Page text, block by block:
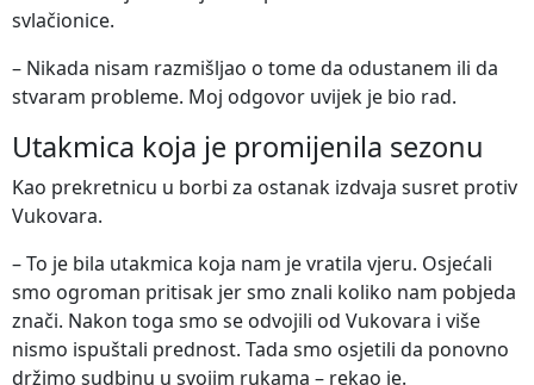
svlačionice.
– Nikada nisam razmišljao o tome da odustanem ili da
stvaram probleme. Moj odgovor uvijek je bio rad.
Utakmica koja je promijenila sezonu
Kao prekretnicu u borbi za ostanak izdvaja susret protiv
Vukovara.
– To je bila utakmica koja nam je vratila vjeru. Osjećali
smo ogroman pritisak jer smo znali koliko nam pobjeda
znači. Nakon toga smo se odvojili od Vukovara i više
nismo ispuštali prednost. Tada smo osjetili da ponovno
držimo sudbinu u svojim rukama – rekao je.